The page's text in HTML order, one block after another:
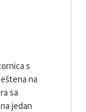
s
na
sa
jedan